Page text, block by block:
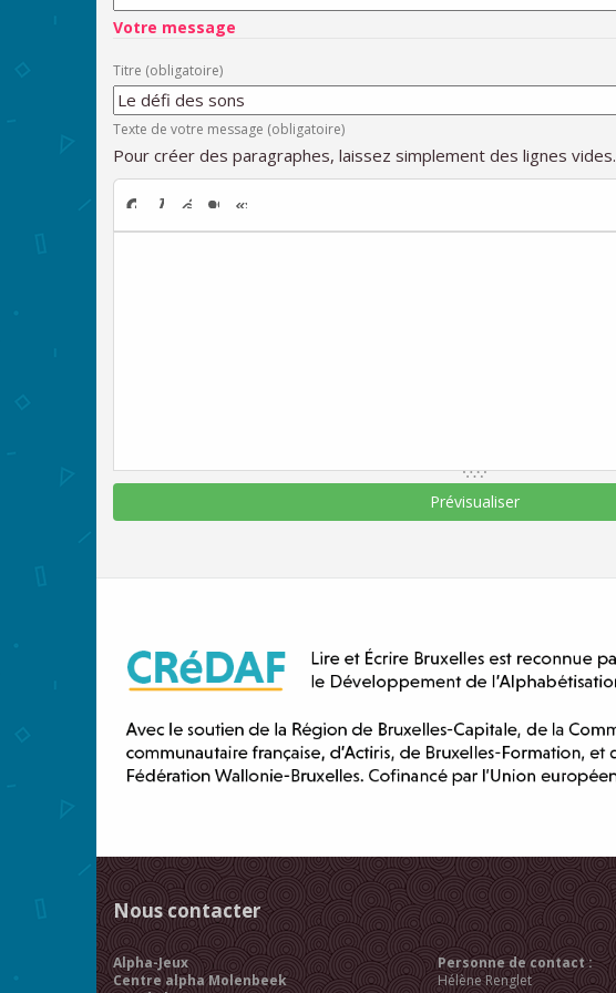
Votre message
Titre (obligatoire)
Texte de votre message (obligatoire)
Pour créer des paragraphes, laissez simplement des lignes vides.
Nous contacter
Alpha-Jeux
Centre alpha Molenbeek
Personne de contact :
Hélène Renglet